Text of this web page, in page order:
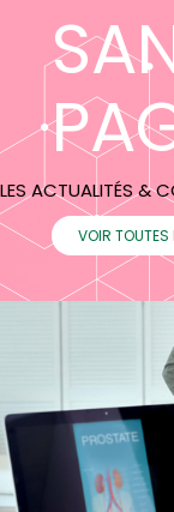
LES ACTUALITÉS &
VOIR TOUTES